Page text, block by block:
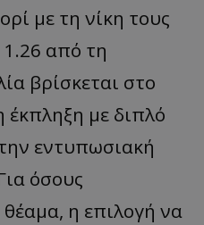
με τη νίκη τους
από τη
βρίσκεται στο
έκπληξη με διπλό
εντυπωσιακή
όσους
η επιλογή να